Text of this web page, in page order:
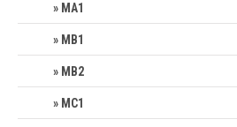
MA1
MB1
MB2
MC1